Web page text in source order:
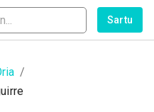
Sartu
/